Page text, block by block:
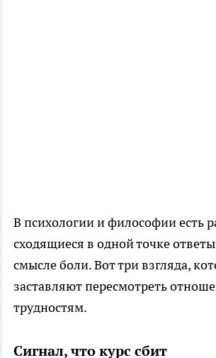
В психологии и философии есть
сходящиеся в одной точке
смысле боли. Вот три взгляда,
заставляют пересмотреть
трудностям.
Сигнал, что курс сбит